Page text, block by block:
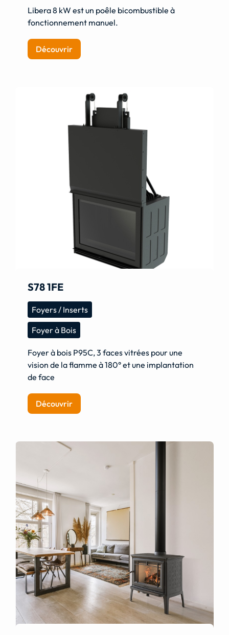
Libera 8 kW est un poêle bicombustible à
fonctionnement manuel.
Découvrir
S78 1FE
Foyers / Inserts
Foyer à Bois
Foyer à bois P95C, 3 faces vitrées pour une
vision de la flamme à 180° et une implantation
de face
Découvrir